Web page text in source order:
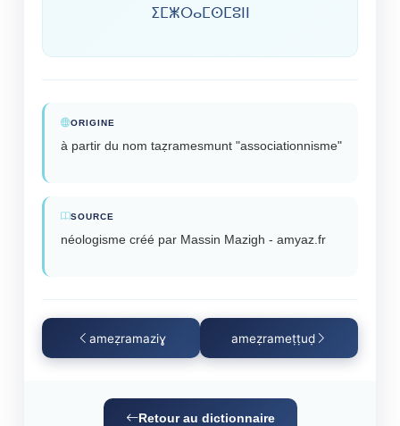
ⵉⵎⵥⵔⴰⵎⵙⵎⵓⵏⵏ
ORIGINE
à partir du nom taẓramesmunt "associationnisme"
SOURCE
néologisme créé par Massin Mazigh - amyaz.fr
ameẓramaziɣ ameẓrameṭṭuḍ
Retour au dictionnaire